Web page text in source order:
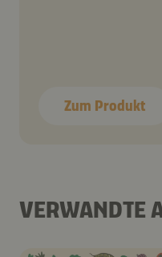
Zum Produkt
VERWANDTE